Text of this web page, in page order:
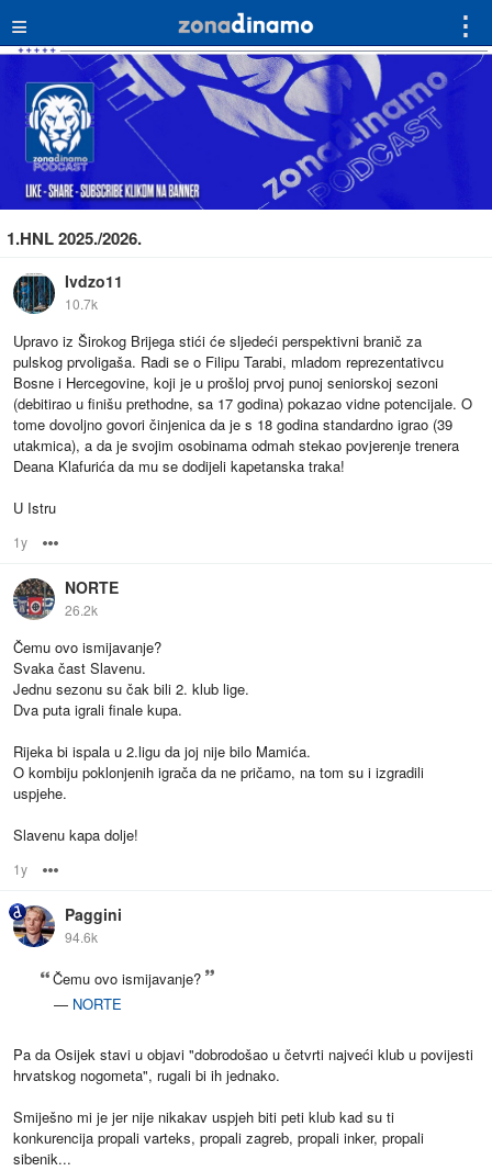
≡ ⋮
1.HNL 2025./2026.
Ivdzo11
10.7k
Upravo iz Širokog Brijega stići će sljedeći perspektivni branič za
pulskog prvoligaša. Radi se o Filipu Tarabi, mladom reprezentativcu
Bosne i Hercegovine, koji je u prošloj prvoj punoj seniorskoj sezoni
(debitirao u finišu prethodne, sa 17 godina) pokazao vidne potencijale. O
tome dovoljno govori činjenica da je s 18 godina standardno igrao (39
utakmica), a da je svojim osobinama odmah stekao povjerenje trenera
Deana Klafurića da mu se dodijeli kapetanska traka!
U Istru
1y
NORTE
26.2k
Čemu ovo ismijavanje?
Svaka čast Slavenu.
Jednu sezonu su čak bili 2. klub lige.
Dva puta igrali finale kupa.
Rijeka bi ispala u 2.ligu da joj nije bilo Mamića.
O kombiju poklonjenih igrača da ne pričamo, na tom su i izgradili
uspjehe.
Slavenu kapa dolje!
1y
Paggini
94.6k
Čemu ovo ismijavanje?
— NORTE
Pa da Osijek stavi u objavi "dobrodošao u četvrti najveći klub u povijesti
hrvatskog nogometa", rugali bi ih jednako.
Smiješno mi je jer nije nikakav uspjeh biti peti klub kad su ti
konkurencija propali varteks, propali zagreb, propali inker, propali
sibenik...